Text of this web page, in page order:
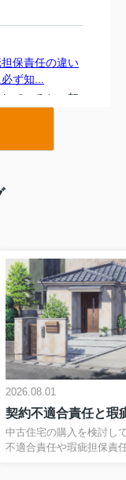
保責任の違い
ず知...
ていると、契
責任という専
その違いを正
多くありませ
法改正でルー
知っています
くの方にとっ
な決断です。
の審査や契約
く、不安を感
ないでしょう
と深く関...
クとは？仕組
、環境を変え
い。そう考え
、マイホーム
組みです。自
2026.08.01
中古住宅の購入を検討し
不適合責任や瑕疵担保責